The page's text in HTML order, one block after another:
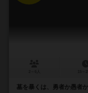
墓を暴くは、勇者か愚者か